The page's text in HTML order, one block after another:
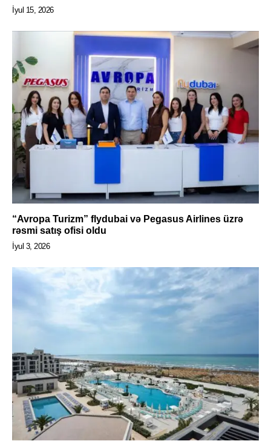
İyul 15, 2026
“Avropa Turizm” flydubai və Pegasus Airlines üzrə
rəsmi satış ofisi oldu
İyul 3, 2026